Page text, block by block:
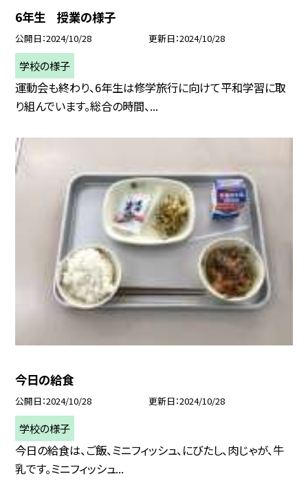
6年生 授業の様子
公開日 2024/10/28 更新日 2024/10/28
学校の様子
運動会も終わり、6年生は修学旅行に向けて平和学習に取
り組んでいます。総合の時間、...
今日の給食
公開日 2024/10/28 更新日 2024/10/28
学校の様子
今日の給食は、ご飯、ミニフィッシュ、にびたし、肉じゃが、牛
乳です。ミニフィッシュ...